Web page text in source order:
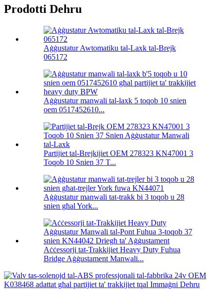
Prodotti Dehru
Aġġustatur Awtomatiku tal-Laxk tal-Brejk
065172
Aġġustatur manwali tal-laxk 5 toqob 10 snien
oem 0517452610...
Partijiet tal-Brejkijiet OEM 278323 KN47001 3
Toqob 10 Snien 37 T...
Aġġustatur manwali tat-trakk bi 3 toqob u 28
snien għal York...
Aċċessorji tat-Trakkijiet Heavy Duty Fuhua
Bridge Aġġustament Manwali...